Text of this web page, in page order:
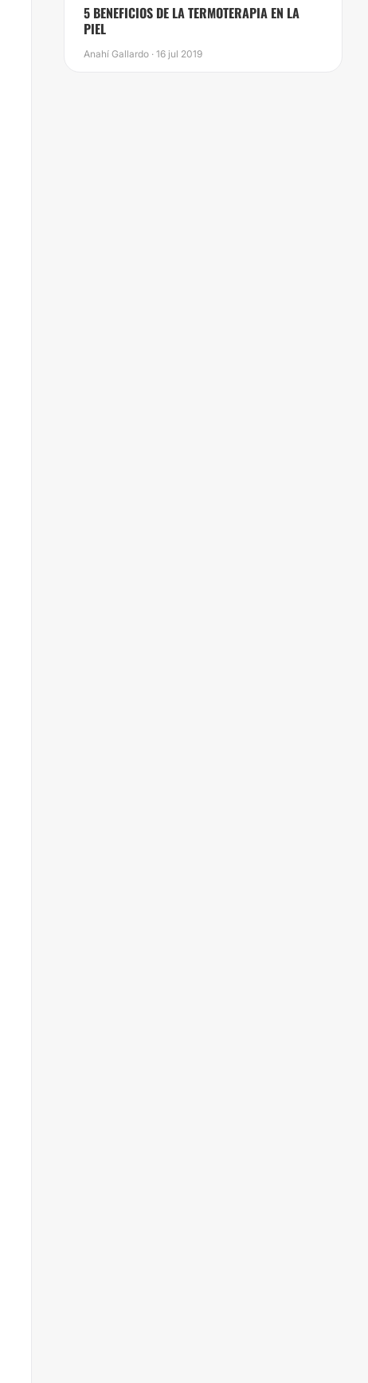
​5 BENEFICIOS DE LA TERMOTERAPIA EN LA
PIEL
Anahí Gallardo · 16 jul 2019